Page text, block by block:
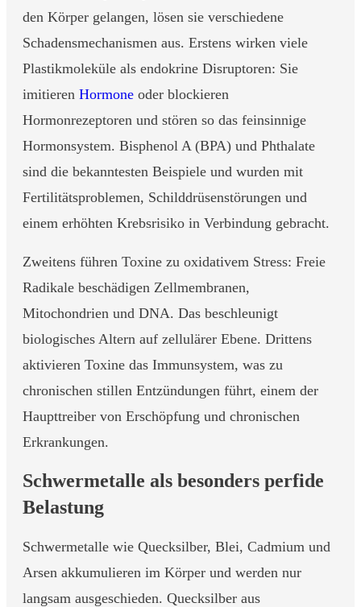
den Körper gelangen, lösen sie verschiedene
Schadensmechanismen aus. Erstens wirken viele
Plastikmoleküle als endokrine Disruptoren: Sie
imitieren Hormone oder blockieren
Hormonrezeptoren und stören so das feinsinnige
Hormonsystem. Bisphenol A (BPA) und Phthalate
sind die bekanntesten Beispiele und wurden mit
Fertilitätsproblemen, Schilddrüsenstörungen und
einem erhöhten Krebsrisiko in Verbindung gebracht.
Zweitens führen Toxine zu oxidativem Stress: Freie
Radikale beschädigen Zellmembranen,
Mitochondrien und DNA. Das beschleunigt
biologisches Altern auf zellulärer Ebene. Drittens
aktivieren Toxine das Immunsystem, was zu
chronischen stillen Entzündungen führt, einem der
Haupttreiber von Erschöpfung und chronischen
Erkrankungen.
Schwermetalle als besonders perfide
Belastung
Schwermetalle wie Quecksilber, Blei, Cadmium und
Arsen akkumulieren im Körper und werden nur
langsam ausgeschieden. Quecksilber aus